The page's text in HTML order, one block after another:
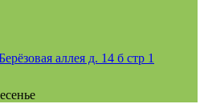
аллея д. 14 б стр 1